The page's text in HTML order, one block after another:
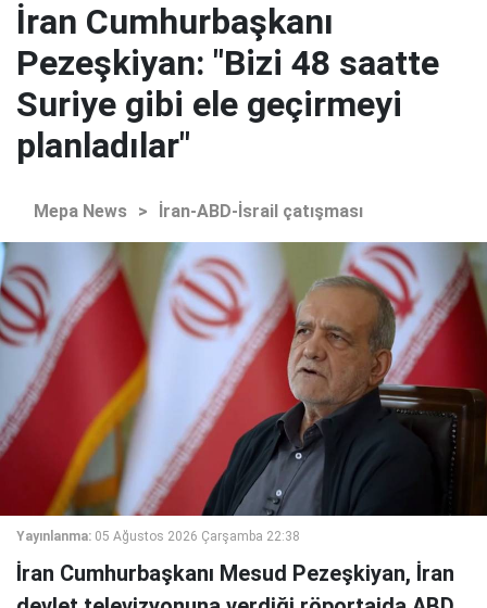
İran Cumhurbaşkanı
Pezeşkiyan: "Bizi 48 saatte
Suriye gibi ele geçirmeyi
planladılar"
Mepa News > İran-ABD-İsrail çatışması
Yayınlanma: 05 Ağustos 2026 Çarşamba 22:38
İran Cumhurbaşkanı Mesud Pezeşkiyan, İran